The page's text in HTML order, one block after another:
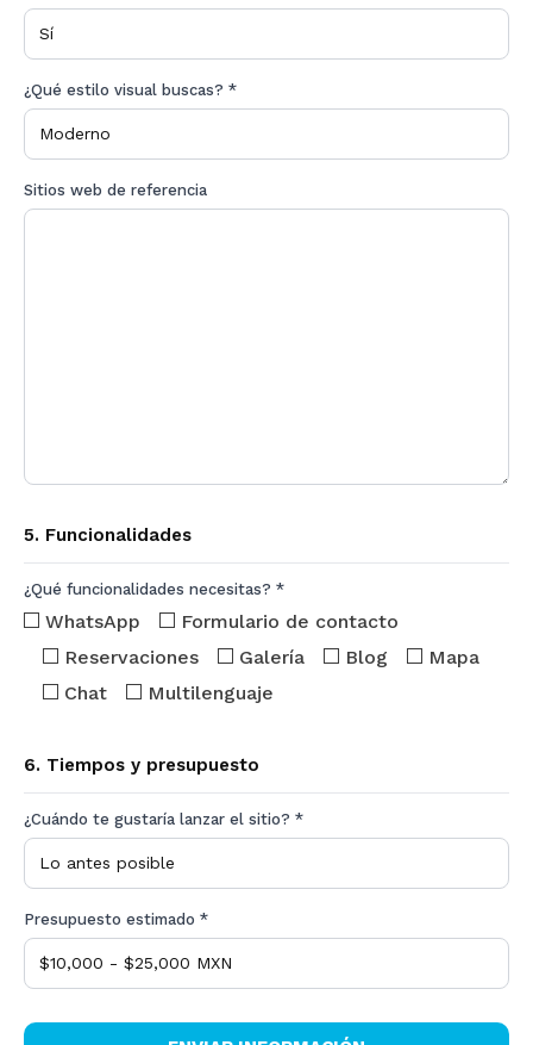
¿Qué estilo visual buscas? *
Sitios web de referencia
5. Funcionalidades
¿Qué funcionalidades necesitas? *
WhatsApp
Formulario de contacto
Reservaciones
Galería Blog
Mapa
Chat
Multilenguaje
6. Tiempos y presupuesto
¿Cuándo te gustaría lanzar el sitio? *
Presupuesto estimado *